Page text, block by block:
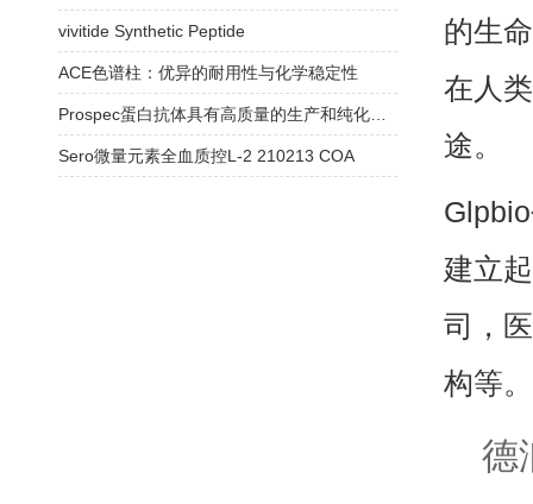
的生
在人
途。
建立
司，
构等。
德
vivitide Synthetic Peptide
ACE色谱柱：优异的耐用性与化学稳定性
Sero微量元素全血质控L-2 210213 COA